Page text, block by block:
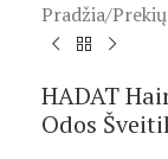
Pradžia/
HADAT
Odos